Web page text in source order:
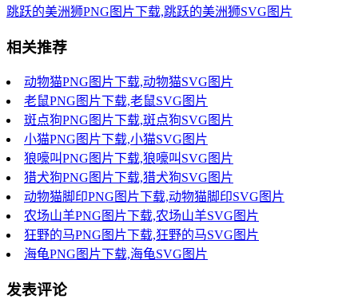
跳跃的美洲狮PNG图片下载,跳跃的美洲狮SVG图片
相关推荐
动物猫PNG图片下载,动物猫SVG图片
老鼠PNG图片下载,老鼠SVG图片
斑点狗PNG图片下载,斑点狗SVG图片
小猫PNG图片下载,小猫SVG图片
狼嚎叫PNG图片下载,狼嚎叫SVG图片
猎犬狗PNG图片下载,猎犬狗SVG图片
动物猫脚印PNG图片下载,动物猫脚印SVG图片
农场山羊PNG图片下载,农场山羊SVG图片
狂野的马PNG图片下载,狂野的马SVG图片
海龟PNG图片下载,海龟SVG图片
发表评论